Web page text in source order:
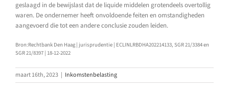
geslaagd in de bewijslast dat de liquide middelen grotendeels overtollig
waren. De ondernemer heeft onvoldoende feiten en omstandigheden
aangevoerd die tot een andere conclusie zouden leiden.
Bron:Rechtbank Den Haag | jurisprudentie | ECLINLRBDHA202214133, SGR 21/3384 en
SGR 21/8397 | 18-12-2022
maart 16th, 2023 | Inkomstenbelasting